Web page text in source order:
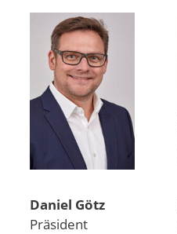
Daniel Götz
Präsident